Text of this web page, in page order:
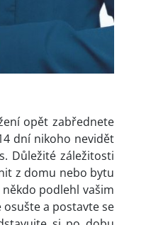
opět zabřednete
dní nikoho nevidět
Důležité záležitosti
z domu nebo bytu
podlehl vašim
a postavte se